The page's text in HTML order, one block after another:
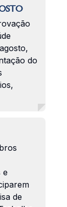
do
e
de